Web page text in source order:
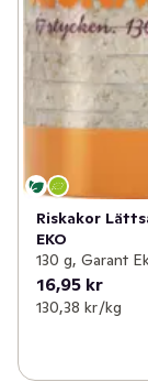
Riskakor
EKO
130 g, Garant
16,95 kr
130,38 kr /kg